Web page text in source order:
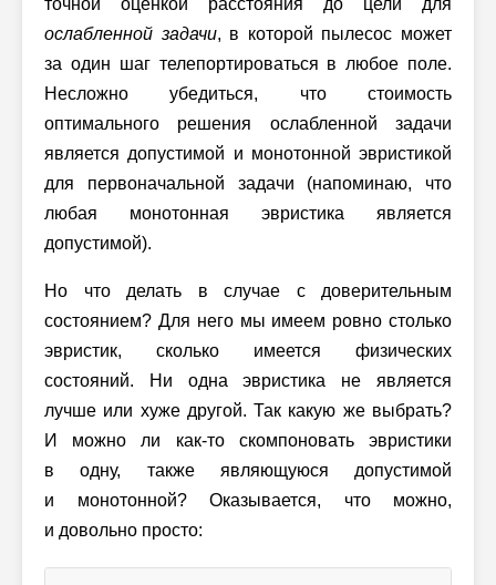
точной оценкой расстояния до цели для
ослабленной задачи, в которой пылесос может
за один шаг телепортироваться в любое поле.
Несложно убедиться, что стоимость
оптимального решения ослабленной задачи
является допустимой и монотонной эвристикой
для первоначальной задачи (напоминаю, что
любая монотонная эвристика является
допустимой).
Но что делать в случае с доверительным
состоянием? Для него мы имеем ровно столько
эвристик, сколько имеется физических
состояний. Ни одна эвристика не является
лучше или хуже другой. Так какую же выбрать?
И можно ли как-то скомпоновать эвристики
в одну, также являющуюся допустимой
и монотонной? Оказывается, что можно,
и довольно просто: